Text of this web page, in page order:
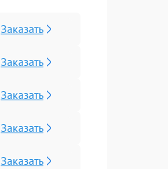
Заказать
Заказать
Заказать
Заказать
Заказать